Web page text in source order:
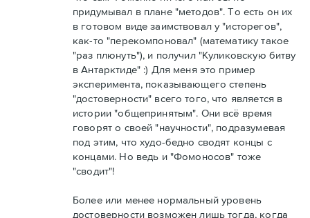
придумывал в плане "методов". То есть он их
в готовом виде заимствовал у "исторегов",
как-то "перекомпоновал" (математику такое
"раз плюнуть"), и получил "Куликовскую битву
в Антарктиде" :) Для меня это пример
эксперимента, показывающего степень
"достоверности" всего того, что является в
истории "общепринятым". Они всё время
говорят о своей "научности", подразумевая
под этим, что худо-бедно сводят концы с
концами. Но ведь и "Фомоносов" тоже
"сводит"!
Более или менее нормальный уровень
достоверности возможен лишь тогда, когда